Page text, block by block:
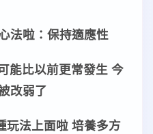
法啦：保持適應性
能比以前更常發生 今
改弱了
玩法上面啦 培養多方